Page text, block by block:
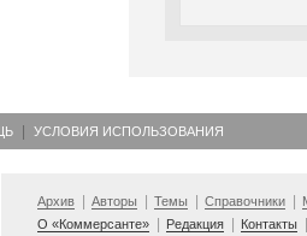
УСЛОВИЯ ИСПОЛЬЗОВАНИЯ
Архив Авторы Темы Справочники
О «Коммерсанте»
Редакция Контакты